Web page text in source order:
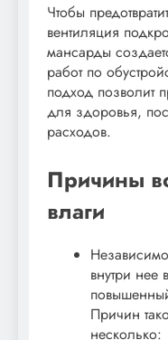
Чтобы
вентиляция
мансарды
работ по
подход позволит
для здоровья,
расходов.
Причины
влаги
внутри нее
Причин
несколько: